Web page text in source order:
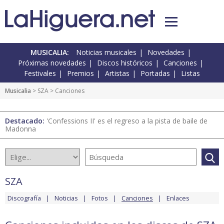
MUSICALIA: Noticias musicales
Novedades
Próximas novedades
Discos históricos
Canciones
Festivales
Premios Artistas Portadas Listas
Musicalia > SZA > Canciones
Destacado: 'Confessions II' es el regreso a la pista de baile de
Madonna
SZA
Discografía Noticias Fotos Canciones Enlaces